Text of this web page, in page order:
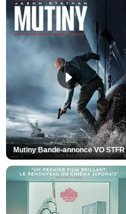
Mutiny Bande-annonce VO STFR